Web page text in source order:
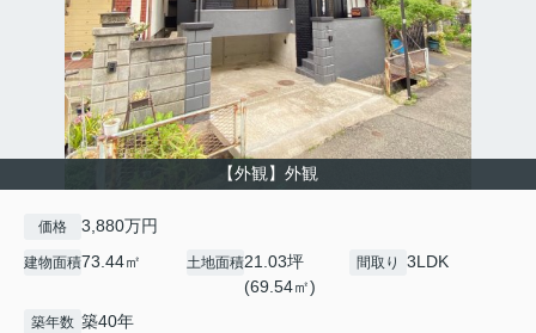
【外観】外観
価格 3,880万円
建物面積73.44㎡ 土地面積21.03坪
(69.54㎡)
間取り 3LDK
築年数 築40年